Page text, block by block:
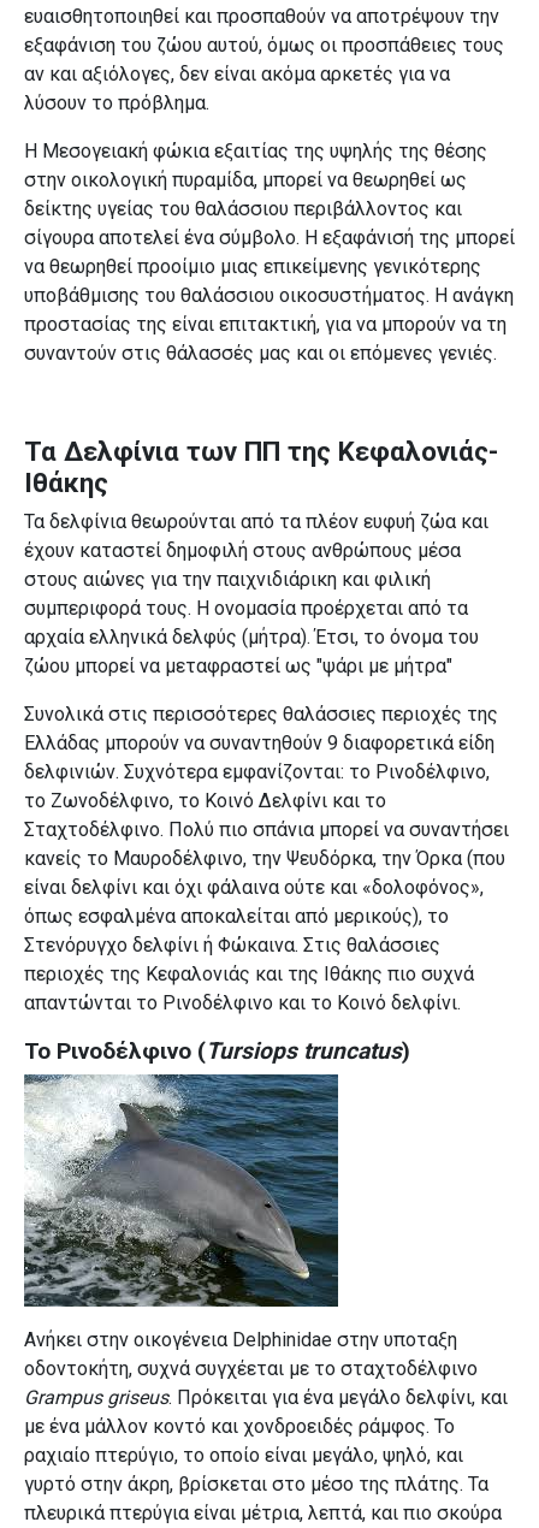
ευαισθητοποιηθεί και προσπαθούν να αποτρέψουν την
εξαφάνιση του ζώου αυτού, όμως οι προσπάθειες τους
αν και αξιόλογες, δεν είναι ακόμα αρκετές για να
λύσουν το πρόβλημα.
Η Μεσογειακή φώκια εξαιτίας της υψηλής της θέσης
στην οικολογική πυραμίδα, μπορεί να θεωρηθεί ως
δείκτης υγείας του θαλάσσιου περιβάλλοντος και
σίγουρα αποτελεί ένα σύμβολο. Η εξαφάνισή της μπορεί
να θεωρηθεί προοίμιο μιας επικείμενης γενικότερης
υποβάθμισης του θαλάσσιου οικοσυστήματος. Η ανάγκη
προστασίας της είναι επιτακτική, για να μπορούν να τη
συναντούν στις θάλασσές μας και οι επόμενες γενιές.
Τα Δελφίνια των ΠΠ της Κεφαλονιάς-
Ιθάκης
Τα δελφίνια θεωρούνται από τα πλέον ευφυή ζώα και
έχουν καταστεί δημοφιλή στους ανθρώπους μέσα
στους αιώνες για την παιχνιδιάρικη και φιλική
συμπεριφορά τους. Η ονομασία προέρχεται από τα
αρχαία ελληνικά δελφύς (μήτρα). Έτσι, το όνομα του
ζώου μπορεί να μεταφραστεί ως "ψάρι με μήτρα"
Συνολικά στις περισσότερες θαλάσσιες περιοχές της
Ελλάδας μπορούν να συναντηθούν 9 διαφορετικά είδη
δελφινιών. Συχνότερα εμφανίζονται: το Ρινοδέλφινο,
το Ζωνοδέλφινο, το Κοινό Δελφίνι και το
Σταχτοδέλφινο. Πολύ πιο σπάνια μπορεί να συναντήσει
κανείς το Μαυροδέλφινο, την Ψευδόρκα, την Όρκα (που
είναι δελφίνι και όχι φάλαινα ούτε και «δολοφόνος»,
όπως εσφαλμένα αποκαλείται από μερικούς), το
Στενόρυγχο δελφίνι ή Φώκαινα. Στις θαλάσσιες
περιοχές της Κεφαλονιάς και της Ιθάκης πιο συχνά
απαντώνται το Ρινοδέλφινο και το Κοινό δελφίνι.
Το Ρινοδέλφινο (Tursiops truncatus)
Ανήκει στην οικογένεια Delphinidae στην υποταξη
οδοντοκήτη, συχνά συγχέεται με το σταχτοδέλφινο
Grampus griseus. Πρόκειται για ένα μεγάλο δελφίνι, και
με ένα μάλλον κοντό και χονδροειδές ράμφος. Το
ραχιαίο πτερύγιο, το οποίο είναι μεγάλο, ψηλό, και
γυρτό στην άκρη, βρίσκεται στο μέσο της πλάτης. Τα
πλευρικά πτερύγια είναι μέτρια, λεπτά, και πιο σκούρα